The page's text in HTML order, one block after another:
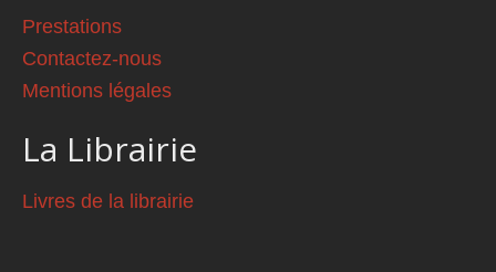
Prestations
Contactez-nous
Mentions légales
La Librairie
Livres de la librairie